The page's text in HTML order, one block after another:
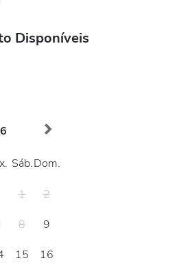
Disponíveis
Sáb.Dom.
1
2
8
9
15
16